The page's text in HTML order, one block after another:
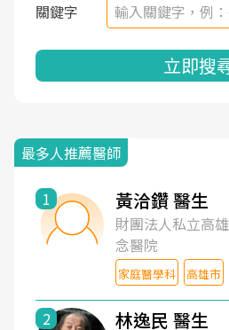
關鍵字
立即搜
最多人推薦醫師
1 黃洽鑽 醫生
財團法人私立高
念醫院
家庭醫學科 高雄市
2 林逸民 醫生